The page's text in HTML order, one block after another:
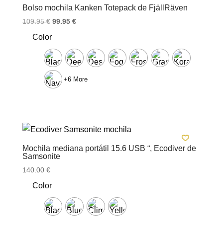
Bolso mochila Kanken Totepack de FjällRäven
109.95€ El
era:
109.95 €.
99.95 €El
es:
99.95 €.
Color
+6 More
Mochila mediana portátil 15.6 USB “, Ecodiver de
Samsonite
140.00 €
Color